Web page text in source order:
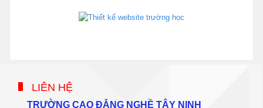
LIÊN HỆ
TRƯỜNG CAO ĐẲNG NGHỀ TÂY NINH